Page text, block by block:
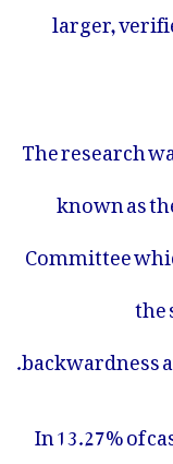
larger,
The research
known as
Committee
backwardness
In 13.27% of